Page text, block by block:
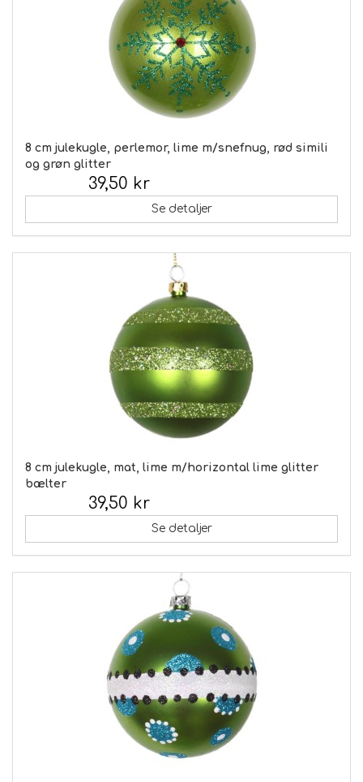
8 cm julekugle, perlemor, lime m/snefnug, rød simili
og grøn glitter
39,50 kr
Se detaljer
8 cm julekugle, mat, lime m/horizontal lime glitter
bælter
39,50 kr
Se detaljer